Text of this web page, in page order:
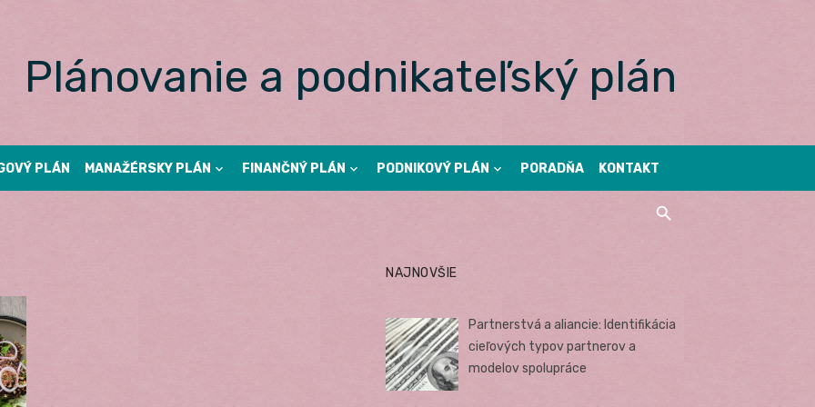
Plánovanie a podnikateľský plán
PLÁN MANAŽÉRSKY PLÁN FINANČNÝ PLÁN PODNIKOVÝ PLÁN PORADŇA KONTAKT
NAJNOVŠIE
Partnerstvá a aliancie: Identifikácia
cieľových typov partnerov a
modelov spolupráce